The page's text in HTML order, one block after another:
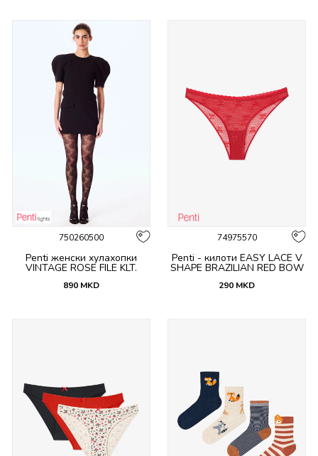
750260500
Penti женски хулахопки
VINTAGE ROSE FILE KLT.
890 MKD
74975570
Penti - килоти EASY LACE V
SHAPE BRAZILIAN RED BOW
290 MKD